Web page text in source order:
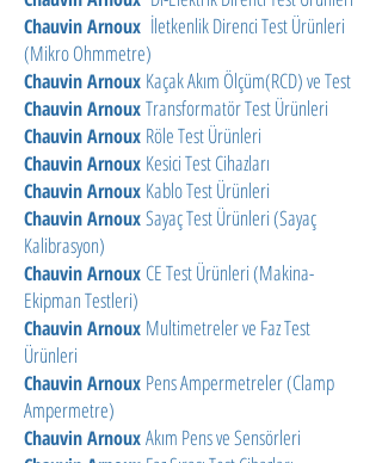
Chauvin Arnoux İletkenlik Direnci Test Ürünleri
(Mikro Ohmmetre)
Chauvin Arnoux Kaçak Akım Ölçüm(RCD) ve Test
Chauvin ArnouxTransformatör Test Ürünleri
Chauvin Arnoux Röle Test Ürünleri
Chauvin Arnoux Kesici Test Cihazları
Chauvin Arnoux Kablo Test Ürünleri
Chauvin ArnouxSayaç Test Ürünleri (Sayaç
Kalibrasyon)
Chauvin Arnoux CE Test Ürünleri (Makina-
Ekipman Testleri)
Chauvin Arnoux Multimetreler ve Faz Test
Ürünleri
Chauvin Arnoux Pens Ampermetreler (Clamp
Ampermetre)
Chauvin ArnouxAkım Pens ve Sensörleri